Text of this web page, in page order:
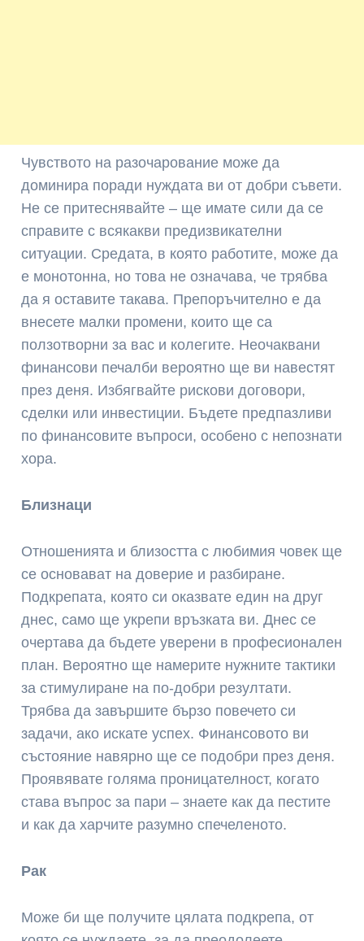
Чувството на разочарование може да
доминира поради нуждата ви от добри съвети.
Не се притеснявайте – ще имате сили да се
справите с всякакви предизвикателни
ситуации. Средата, в която работите, може да
е монотонна, но това не означава, че трябва
да я оставите такава. Препоръчително е да
внесете малки промени, които ще са
ползотворни за вас и колегите. Неочаквани
финансови печалби вероятно ще ви навестят
през деня. Избягвайте рискови договори,
сделки или инвестиции. Бъдете предпазливи
по финансовите въпроси, особено с непознати
хора.
Близнаци
Отношенията и близостта с любимия човек ще
се основават на доверие и разбиране.
Подкрепата, която си оказвате един на друг
днес, само ще укрепи връзката ви. Днес се
очертава да бъдете уверени в професионален
план. Вероятно ще намерите нужните тактики
за стимулиране на по-добри резултати.
Трябва да завършите бързо повечето си
задачи, ако искате успех. Финансовото ви
състояние навярно ще се подобри през деня.
Проявявате голяма проницателност, когато
става въпрос за пари – знаете как да пестите
и как да харчите разумно спечеленото.
Рак
Може би ще получите цялата подкрепа, от